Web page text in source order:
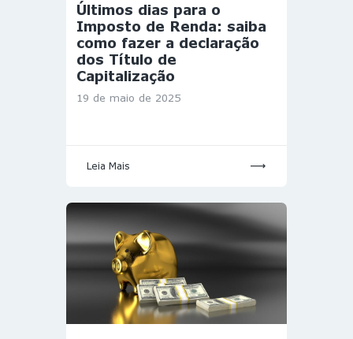
Últimos dias para o
Imposto de Renda: saiba
como fazer a declaração
dos Título de
Capitalização
19 de maio de 2025
Leia Mais